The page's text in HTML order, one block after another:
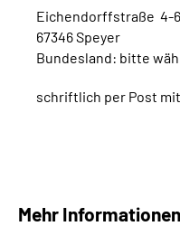
Eichendorffstraße 4-6
67346 Speyer
Bundesland: bitte
schriftlich per Post
Mehr Informationen